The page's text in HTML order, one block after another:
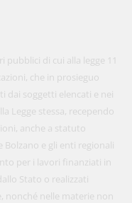
di cui alla legge 11
che in prosieguo
dai soggetti elencati e nei
Legge stessa, recependo
anche a statuto
Bolzano e gli enti regionali
per i lavori finanziati in
Stato o realizzati
nonché nelle materie non